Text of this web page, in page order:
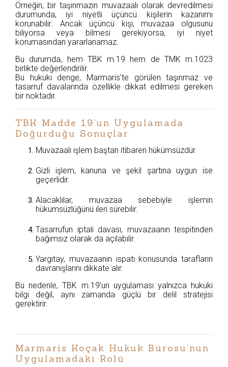
Örneğin, bir taşınmazın muvazaalı olarak devredilmesi
durumunda, iyi niyetli üçüncü kişilerin kazanımı
korunabilir. Ancak üçüncü kişi, muvazaa olgusunu
biliyorsa veya bilmesi gerekiyorsa, iyi niyet
korumasından yararlanamaz.
Bu durumda, hem TBK m.19 hem de TMK m.1023
birlikte değerlendirilir.
Bu hukuki denge, Marmaris’te görülen taşınmaz ve
tasarruf davalarında özellikle dikkat edilmesi gereken
bir noktadır.
TBK Madde 19’un Uygulamada
Doğurduğu Sonuçlar
Muvazaalı işlem baştan itibaren hükümsüzdür.
Gizli işlem, kanuna ve şekil şartına uygun ise
geçerlidir.
Alacaklılar, muvazaa sebebiyle işlemin
hükümsüzlüğünü ileri sürebilir.
Tasarrufun iptali davası, muvazaanın tespitinden
bağımsız olarak da açılabilir.
Yargıtay, muvazaanın ispatı konusunda tarafların
davranışlarını dikkate alır.
Bu nedenle, TBK m.19’un uygulaması yalnızca hukuki
bilgi değil, aynı zamanda güçlü bir delil stratejisi
gerektirir.
Marmaris Koçak Hukuk Bürosu’nun
Uygulamadaki Rolü